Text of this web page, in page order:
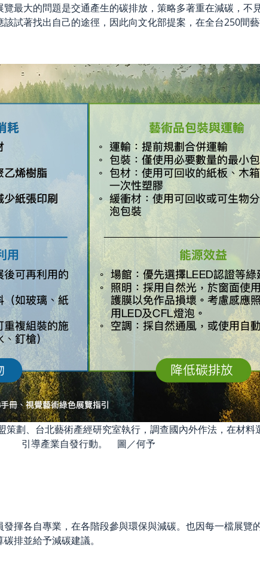
最大的問題是交通產生的碳排放，策略多著重在減碳，不
試著找出自己的途徑，因此向文化部提案，在全台250間
策劃、台北藝術產經研究室執行，調查國內外作法，在材
引導產業自發行動。 圖／何予
揮各自專業，在各階段參與環保與減碳。也因每一檔展覽
排並給予減碳建議。